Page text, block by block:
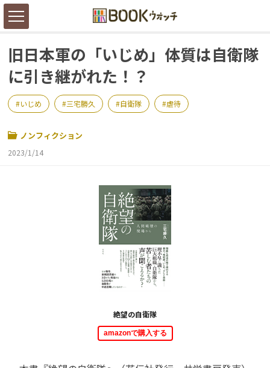
旧日本軍の「いじめ」体質は自衛隊
に引き継がれた！？
いじめ 三宅勝久 自衛隊 虐待
ノンフィクション
2023/1/14
絶望の自衛隊
amazonで購入する